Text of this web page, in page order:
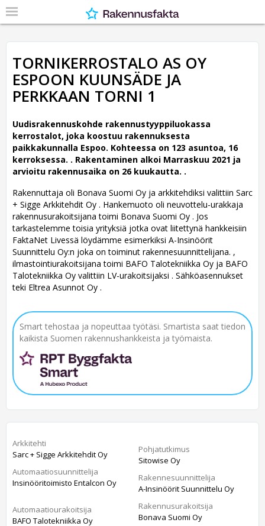
TORNIKERROSTALO AS OY
ESPOON KUUNSÄDE JA
PERKKAAN TORNI 1
Uudisrakennuskohde rakennustyyppiluokassa
kerrostalot, joka koostuu rakennuksesta
paikkakunnalla Espoo. Kohteessa on 123 asuntoa, 16
kerroksessa. . Rakentaminen alkoi Marraskuu 2021 ja
arvioitu rakennusaika on 26 kuukautta. .
Rakennuttaja oli Bonava Suomi Oy ja arkkitehdiksi valittiin Sarc
+ Sigge Arkkitehdit Oy . Hankemuoto oli neuvottelu-urakkaja
rakennusurakoitsijana toimi Bonava Suomi Oy . Jos
tarkastelemme toisia yrityksiä jotka ovat liitettynä hankkeisiin
FaktaNet Livessä löydämme esimerkiksi A-Insinöörit
Suunnittelu Oy:n joka on toiminut rakennesuunnittelijana. ,
ilmastointiurakoitsijana toimi BAFO Talotekniikka Oy ja BAFO
Talotekniikka Oy valittiin LV-urakoitsijaksi . Sähköasennukset
teki Eltrea Asunnot Oy .
Smart tehostaa ja nopeuttaa työtäsi. Smartista saat tiedon
kaikista Suomen rakennushankkeista ja työmaista.
Arkkitehti
Sarc + Sigge Arkkitehdit Oy
Automaatiosuunnittelija
Insinööritoimisto Entalcon Oy
Automaatiourakoitsija
BAFO Talotekniikka Oy
Pohjatutkimus
Sitowise Oy
Rakennesuunnittelija
A-Insinöörit Suunnittelu Oy
Rakennusurakoitsija
Bonava Suomi Oy